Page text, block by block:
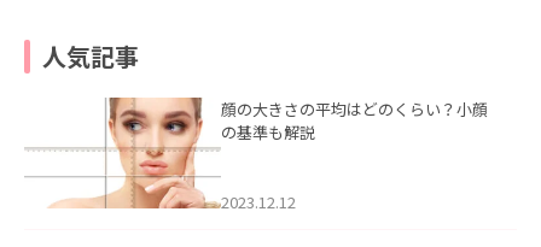
人気記事
顔の大きさの平均はどのくらい？小顔
の基準も解説
2023.12.12